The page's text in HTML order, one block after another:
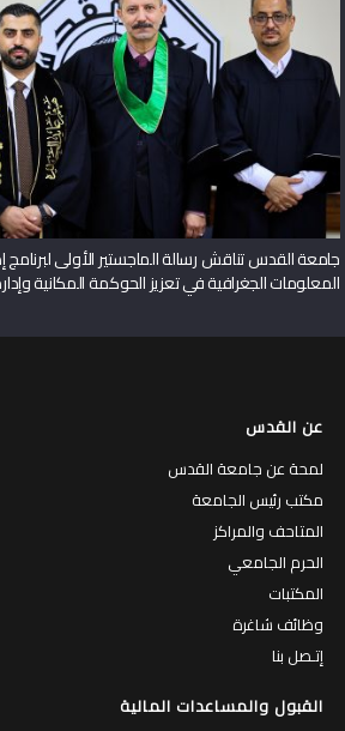
جامعة القدس تناقش رسالة الماجستير الأولى
المعلومات الجغرافية في تعزيز الحوكمة المكانية
عن القدس
لمحة عن جامعة القدس
مكتب رئيس الجامعة
المتاحف والمراكز
الحرم الجامعي
المكتبات
وظائف شاغرة
إتـصل بنا
القبول والمساعدات المالية